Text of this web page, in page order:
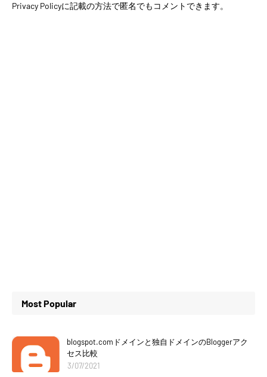
Privacy Policyに記載の方法で匿名でもコメントできます。
Most Popular
blogspot.comドメインと独自ドメインのBloggerアク
セス比較
3/07/2021